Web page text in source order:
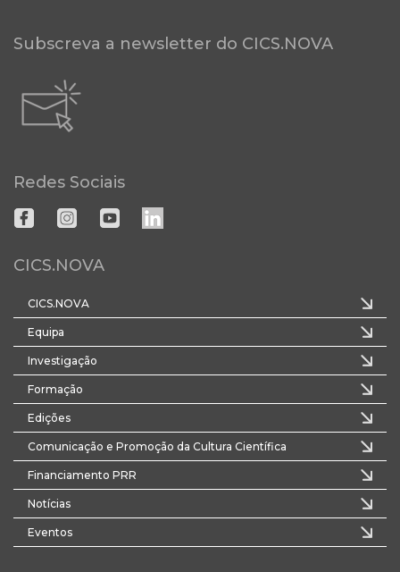
Subscreva a newsletter do CICS.NOVA
Redes Sociais
CICS.NOVA
CICS.NOVA
Equipa
Investigação
Formação
Edições
Comunicação e Promoção da Cultura Científica
Financiamento PRR
Notícias
Eventos